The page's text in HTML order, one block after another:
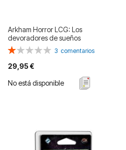
Arkham Horror LCG: Los
devoradores de sueños
Valoración:
3 comentarios
29,95 €
No está disponible